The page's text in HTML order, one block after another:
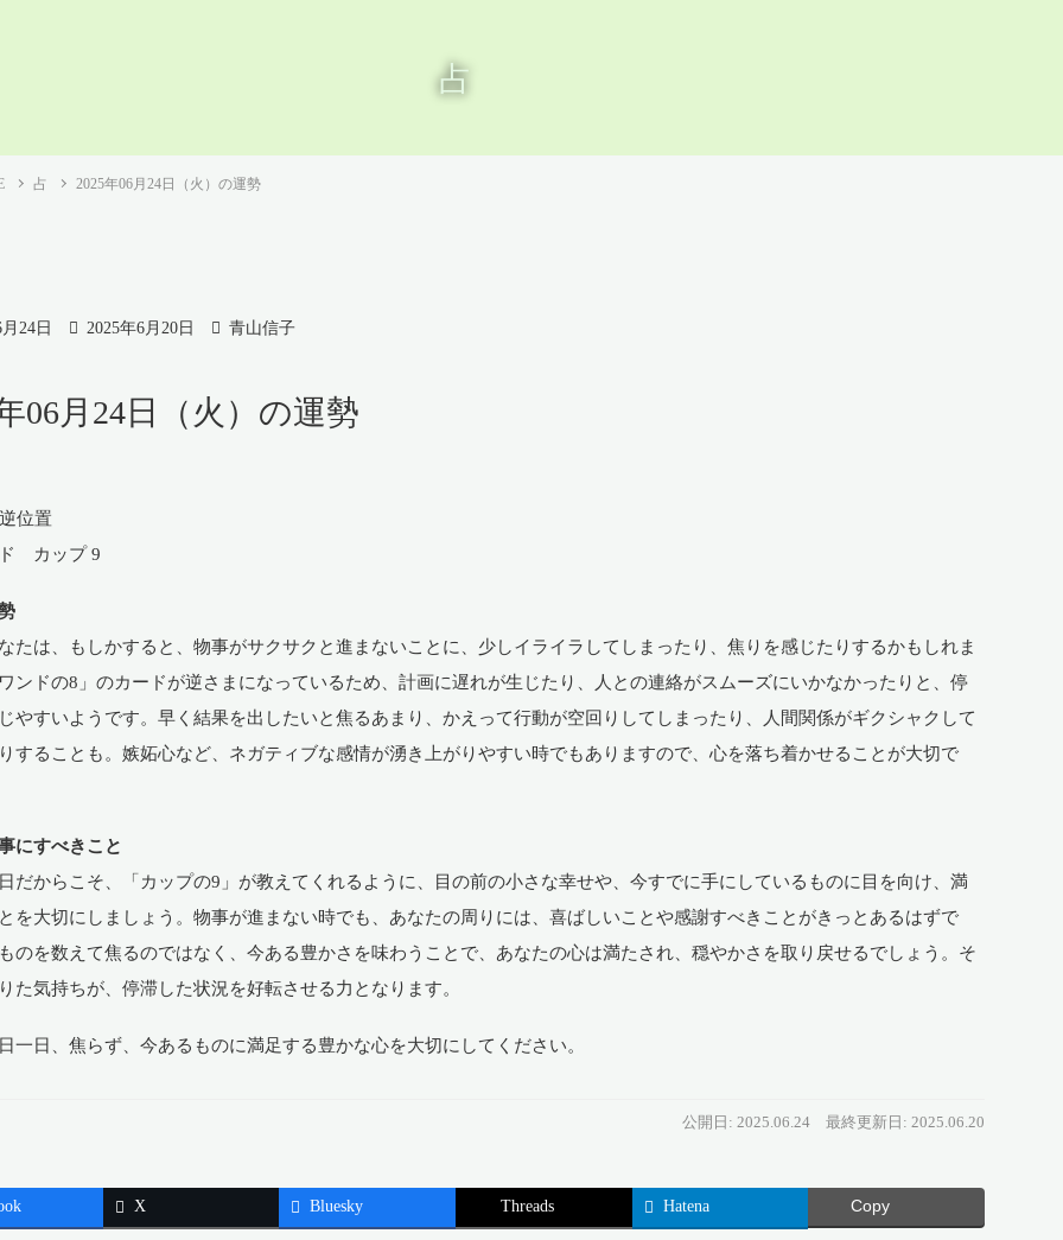
占
占 2025年06月24日（火）の運勢
24日 2025年6月20日 青山信子
06月24日（火）の運勢
位置
カップ 9
たは、もしかすると、物事がサクサクと進まないことに、少しイライラしてしまったり、焦りを感じたりするかもしれま
ンドの8」のカードが逆さまになっているため、計画に遅れが生じたり、人との連絡がスムーズにいかなかったりと、停
やすいようです。早く結果を出したいと焦るあまり、かえって行動が空回りしてしまったり、人間関係がギクシャクして
することも。嫉妬心など、ネガティブな感情が湧き上がりやすい時でもありますので、心を落ち着かせることが大切で
にすべきこと
だからこそ、「カップの9」が教えてくれるように、目の前の小さな幸せや、今すでに手にしているものに目を向け、満
を大切にしましょう。物事が進まない時でも、あなたの周りには、喜ばしいことや感謝すべきことがきっとあるはずで
のを数えて焦るのではなく、今ある豊かさを味わうことで、あなたの心は満たされ、穏やかさを取り戻せるでしょう。そ
た気持ちが、停滞した状況を好転させる力となります。
一日、焦らず、今あるものに満足する豊かな心を大切にしてください。
公開日: 2025.06.24 最終更新日: 2025.06.20
X Bluesky Threads Hatena Copy